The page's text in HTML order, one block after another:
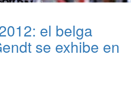
el belga
se exhibe en